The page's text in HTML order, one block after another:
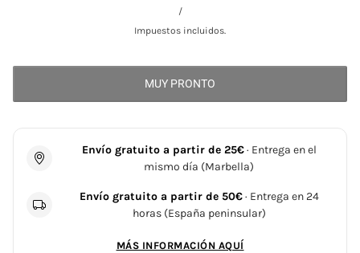
/
Impuestos incluidos.
MUY PRONTO
Envío gratuito a partir de 25€· Entrega en el
mismo día (Marbella)
Envío gratuito a partir de 50€· Entrega en 24
horas (España peninsular)
MÁS INFORMACIÓN AQUÍ